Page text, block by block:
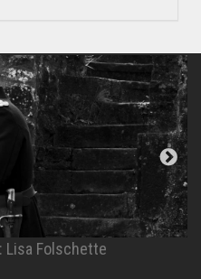
Lisa Folschette
Lisa Folschette
Lisa Folschette